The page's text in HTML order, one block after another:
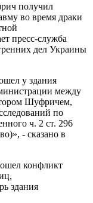
получил
во время драки
пресс-служба
дел Украины
у здания
между
Шуфричем,
по
ч. 2 ст. 296
- сказано в
конфликт
здания